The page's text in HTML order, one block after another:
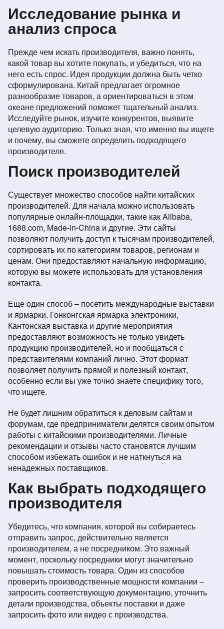
Исследование рынка и
анализ спроса
Прежде чем искать производителя, важно понять,
какой товар вы хотите покупать, и убедиться, что на
него есть спрос. Идея продукции должна быть четко
сформулирована. Китай предлагает огромное
разнообразие товаров, а ориентироваться в этом
океане предложений поможет тщательный анализ.
Исследуйте рынок, изучите конкурентов, выявите
целевую аудиторию. Только зная, что именно вы ищете
и почему, вы сможете определить подходящего
производителя.
Поиск производителей
Существует множество способов найти китайских
производителей. Для начала можно использовать
популярные онлайн-площадки, такие как Alibaba,
1688.com, Made-in-China и другие. Эти сайты
позволяют получить доступ к тысячам производителей,
сортировать их по категориям товаров, регионам и
ценам. Они предоставляют начальную информацию,
которую вы можете использовать для установления
контакта.
Еще один способ – посетить международные выставки
и ярмарки. Гонконгская ярмарка электроники,
Кантонская выставка и другие мероприятия
предоставляют возможность не только увидеть
продукцию производителей, но и пообщаться с
представителями компаний лично. Этот формат
позволяет получить прямой и полезный контакт,
особенно если вы уже точно знаете специфику того,
что ищете.
Не будет лишним обратиться к деловым сайтам и
форумам, где предприниматели делятся своим опытом
работы с китайскими производителями. Личные
рекомендации и отзывы часто становятся лучшим
способом избежать ошибок и не наткнуться на
ненадежных поставщиков.
Как выбрать подходящего
производителя
Убедитесь, что компания, которой вы собираетесь
отправить запрос, действительно является
производителем, а не посредником. Это важный
момент, поскольку посредники могут значительно
повышать стоимость товара. Один из способов
проверить производственные мощности компании –
запросить соответствующую документацию, уточнить
детали производства, объекты поставки и даже
запросить фото или видео с производства.